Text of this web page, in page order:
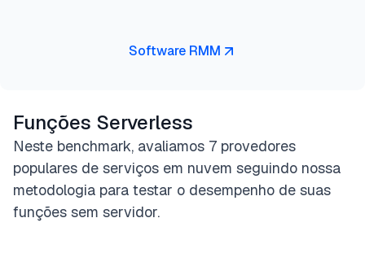
Software RMM
Funções Serverless
Neste benchmark, avaliamos 7 provedores
populares de serviços em nuvem seguindo nossa
metodologia para testar o desempenho de suas
funções sem servidor.